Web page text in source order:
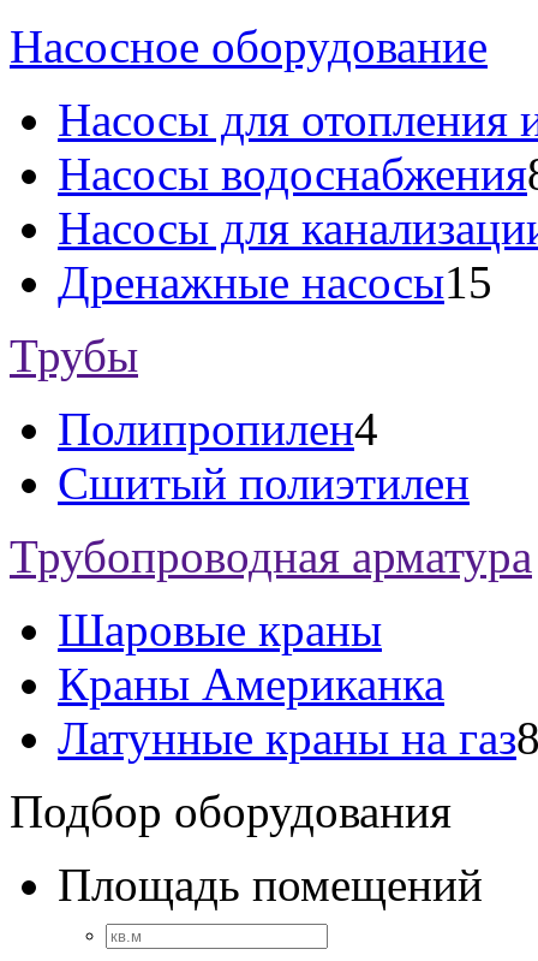
Насосное оборудование
Насосы для отопления
Насосы водоснабжения
Насосы для
Дренажные насосы15
Трубы
Полипропилен4
Сшитый полиэтилен
Трубопроводная арматура
Шаровые краны
Краны Американка
Латунные краны на газ
Подбор оборудования
Площадь помещений